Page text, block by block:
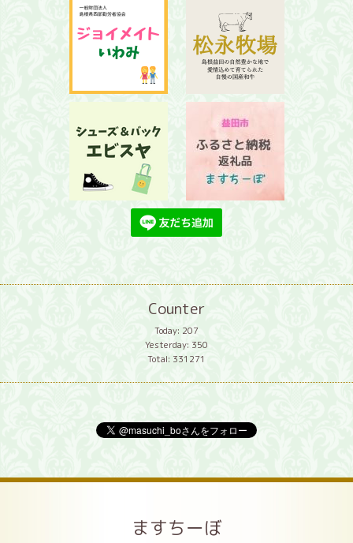
Counter
Today: 207
Yesterday: 350
Total: 331271
ますちーぼ